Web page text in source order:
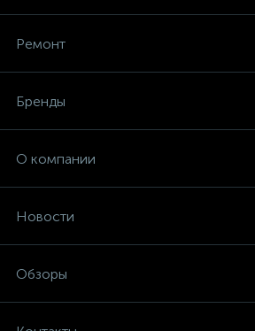
Ремонт
Бренды
О компании
Новости
Обзоры